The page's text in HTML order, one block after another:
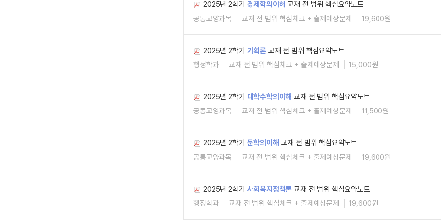
2025년 2학기 경제학의이해 교재 전 범위 핵심요약노트
공통교양과목
교재 전 범위 핵심체크 + 출제예상문제 19,600원
2025년 2학기 기획론 교재 전 범위 핵심요약노트
행정학과
교재 전 범위 핵심체크 + 출제예상문제 15,000원
2025년 2학기 대학수학의이해 교재 전 범위 핵심요약노트
공통교양과목
교재 전 범위 핵심체크 + 출제예상문제 11,500원
2025년 2학기 문학의이해 교재 전 범위 핵심요약노트
공통교양과목
교재 전 범위 핵심체크 + 출제예상문제 19,600원
2025년 2학기 사회복지정책론 교재 전 범위 핵심요약노트
행정학과
교재 전 범위 핵심체크 + 출제예상문제 19,600원